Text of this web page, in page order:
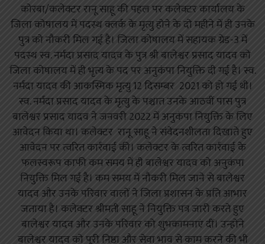
कोरबा/कलेक्टर रानू साहू की पहल पर कलेक्टर कार्यालय के
जिला कोषालय में पदस्थ क्लर्क के मृत्यु होने के दो महीने में ही उनके
पुत्र को नौकरी मिल गई है। जिला कोषालय में सहायक ग्रेड-3 में
पदस्थ स्व. नर्मदा प्रसाद यादव के पुत्र श्री बालेश्वर प्रसाद यादव को
जिला कोषालय में ही भृत्य के पद पर अनुकंपा नियुक्ति दी गई है। स्व.
नर्मदा यादव की आकस्मिक मृत्यु 12 दिसम्बर 2021 को हो गई थी।
स्व. नर्मदा प्रसाद यादव के मृत्यु के पश्चात उनके आठवीं पास पुत्र
बालेश्वर प्रसाद यादव ने जनवरी 2022 में अनुकंपा नियुक्ति के लिए
आवेदन किया था। कलेक्टर रानू साहू ने संवेदनशीलता दिखाते हुए
आवेदन पर त्वरित कार्रवाई की। कलेक्टर के त्वरित कार्रवाई के
फलस्वरूप काफी कम समय में ही बालेश्वर यादव को अनुकंपा
नियुक्ति मिल गई है। कम समय में नौकरी मिल जाने से बालेश्वर
यादव और उनके परिवार वालों ने जिला प्रशासन के प्रति आभार
जताया है। कलेक्टर श्रीमती साहू ने नियुक्ति पत्र जारी करते हुए
बालेश्वर यादव और उनके परिवार को शुभकामनाएं दीं। उन्होंने
बालेश्वर यादव को पूरी निष्ठा और सेवा भाव से काम करने की भी